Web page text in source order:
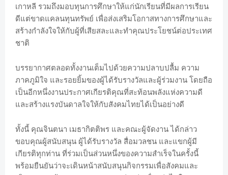
เกาหลี รวมถึงมอบทุนการศึกษาให้แก่นักเรียนที่มีผลการเรียน
ดีแต่ขาดแคลนทุนทรัพย์ เพื่อส่งเสริมโอกาสทางการศึกษาและ
สร้างกำลังใจให้กับผู้ที่เสียสละและทำคุณประโยชน์ต่อประเทศ
ชาติ
บรรยากาศตลอดทั้งงานเต็มไปด้วยความปลาบปลื้ม ความ
ภาคภูมิใจ และรอยยิ้มของผู้ได้รับรางวัลและผู้ร่วมงาน โดยถือ
เป็นอีกหนึ่งงานประกาศเกียรติคุณที่สะท้อนพลังแห่งความดี
และสร้างแรงบันดาลใจให้กับสังคมไทยได้เป็นอย่างดี
ทั้งนี้ คุณจินตนา เมธากิตติพร และคณะผู้จัดงาน ได้กล่าว
ขอบคุณผู้สนับสนุน ผู้ได้รับรางวัล สื่อมวลชน และแขกผู้มี
เกียรติทุกท่าน ที่ร่วมเป็นส่วนหนึ่งของความสำเร็จในครั้งนี้
พร้อมยืนยันว่าจะเดินหน้าสนับสนุนกิจกรรมเพื่อสังคมและ